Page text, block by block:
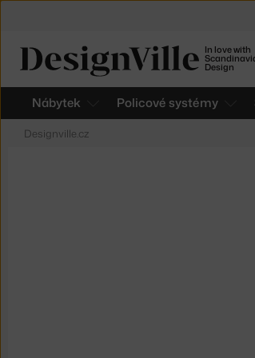
In love with
Design
Nábytek Policové systémy
Designville.cz